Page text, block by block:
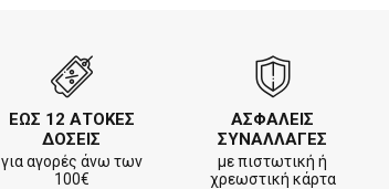
ΕΩΣ 12 ΑΤΟΚΕΣ
ΔΟΣΕΙΣ
για αγορές άνω των
100€
ΑΣΦΑΛΕΙΣ
ΣΥΝΑΛΛΑΓΕΣ
με πιστωτική ή
χρεωστική κάρτα